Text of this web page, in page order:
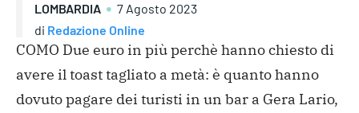
LOMBARDIA
7 Agosto 2023
di Redazione Online
COMO Due euro in più perchè hanno chiesto di
avere il toast tagliato a metà: è quanto hanno
dovuto pagare dei turisti in un bar a Gera Lario,